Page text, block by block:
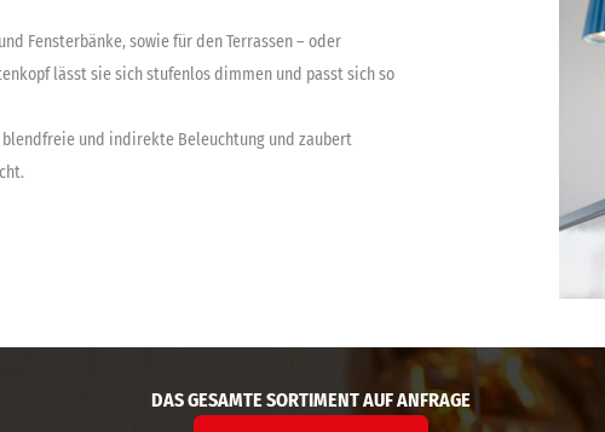
Fensterbänke, sowie für den Terrassen – oder
lässt sie sich stufenlos dimmen und passt sich so
und indirekte Beleuchtung und zaubert
DAS GESAMTE SORTIMENT AUF ANFRAGE